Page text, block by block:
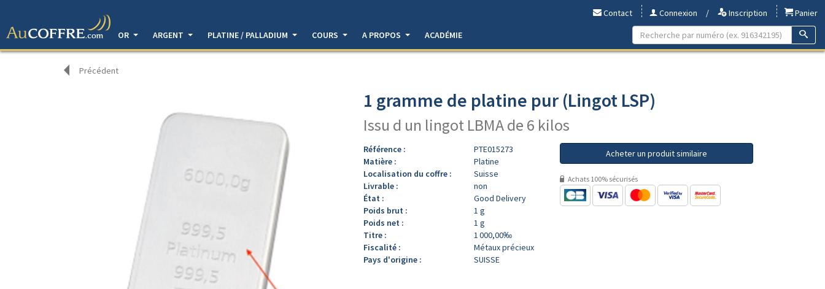
Contact Connexion / Inscription
Panier
OR
ARGENT PLATINE / PALLADIUM COURS A PROPOS ACADÉMIE
Précédent
1 gramme de platine pur (Lingot LSP)
Issu d un lingot LBMA de 6 kilos
Référence :
PTE015273
Matière :
Platine
Localisation du coffre :
Suisse
Livrable :
non
État :
Good Delivery
Poids brut :
1 g
Poids net :
1 g
Titre :
1 000,00‰
Fiscalité :
Métaux précieux
Pays d'origine :
SUISSE
Acheter un produit similaire
Achats 100% sécurisés